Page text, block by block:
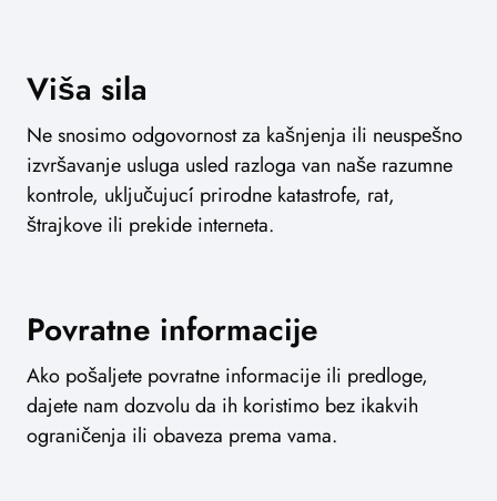
Viša sila
Ne snosimo odgovornost za kašnjenja ili neuspešno
izvršavanje usluga usled razloga van naše razumne
kontrole, uključujući prirodne katastrofe, rat,
štrajkove ili prekide interneta.
Povratne informacije
Ako pošaljete povratne informacije ili predloge,
dajete nam dozvolu da ih koristimo bez ikakvih
ograničenja ili obaveza prema vama.